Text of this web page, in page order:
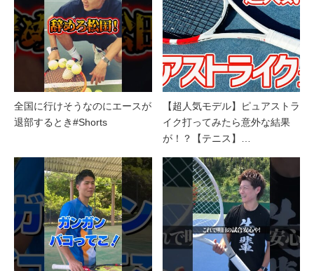
全国に行けそうなのにエースが
退部するとき#Shorts
【超人気モデル】ピュアストラ
イク打ってみたら意外な結果
が！？【テニス】…